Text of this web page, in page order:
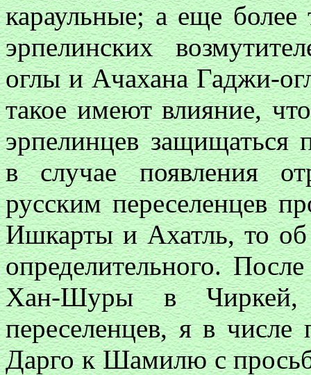
караульные; а еще
эрпелинских
оглы и Ачахана Гаджи-
такое имеют влияние,
эрпелинцев защищаться
в случае появления
русским переселенцев
Ишкарты и Ахатль, то об
определительного.
Хан-Шуры в
переселенцев, я в числе
Дарго к Шамилю с